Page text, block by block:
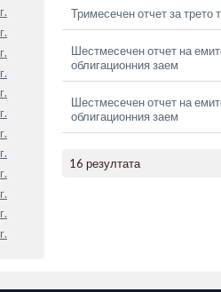
г.
г.
г.
г.
г.
г.
г.
г.
г.
г.
г.
г.
Тримесечен отчет за трето
Шестмесечен отчет на
облигационния заем
Шестмесечен отчет на
облигационния заем
16 резултата